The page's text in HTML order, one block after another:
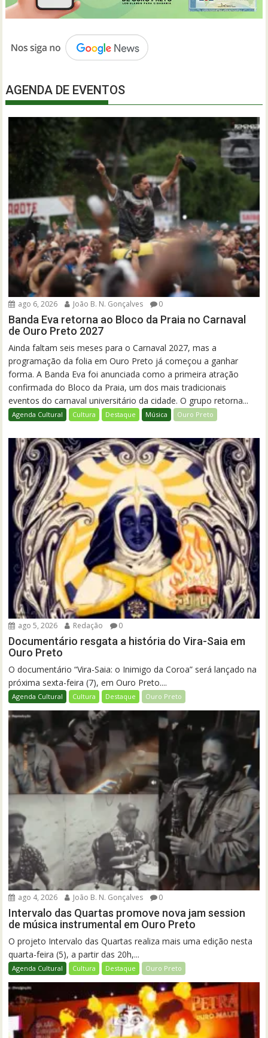
AGENDA DE EVENTOS
ago 6, 2026 João B. N. Gonçalves 0
Banda Eva retorna ao Bloco da Praia no Carnaval
de Ouro Preto 2027
Ainda faltam seis meses para o Carnaval 2027, mas a
programação da folia em Ouro Preto já começou a ganhar
forma. A Banda Eva foi anunciada como a primeira atração
confirmada do Bloco da Praia, um dos mais tradicionais
eventos do carnaval universitário da cidade. O grupo retorna...
Agenda Cultural Cultura Destaque Música Ouro Preto
ago 5, 2026 Redação 0
Documentário resgata a história do Vira-Saia em
Ouro Preto
O documentário “Vira-Saia: o Inimigo da Coroa” será lançado na
próxima sexta-feira (7), em Ouro Preto....
Agenda Cultural Cultura Destaque Ouro Preto
ago 4, 2026 João B. N. Gonçalves 0
Intervalo das Quartas promove nova jam session
de música instrumental em Ouro Preto
O projeto Intervalo das Quartas realiza mais uma edição nesta
quarta-feira (5), a partir das 20h,...
Agenda Cultural Cultura Destaque Ouro Preto